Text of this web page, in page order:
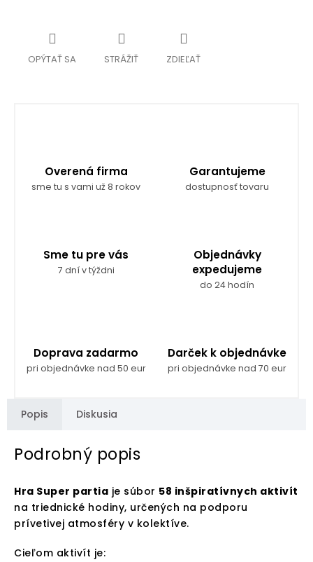
OPÝTAŤ SA STRÁŽIŤ ZDIEĽAŤ
Overená firma
sme tu s vami už 8 rokov
Garantujeme
dostupnosť tovaru
Sme tu pre vás
7 dní v týždni
Objednávky
expedujeme
do 24 hodín
Doprava zadarmo
pri objednávke nad 50 eur
Darček k objednávke
pri objednávke nad 70 eur
Popis Diskusia
Podrobný popis
Hra Super partia je súbor 58 inšpiratívnych aktivít
na triednické hodiny, určených na podporu
prívetivej atmosféry v kolektíve.
Cieľom aktivít je: